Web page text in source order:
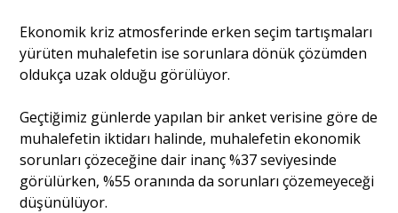
Ekonomik kriz atmosferinde erken seçim tartışmaları
yürüten muhalefetin ise sorunlara dönük çözümden
oldukça uzak olduğu görülüyor.
Geçtiğimiz günlerde yapılan bir anket verisine göre de
muhalefetin iktidarı halinde, muhalefetin ekonomik
sorunları çözeceğine dair inanç %37 seviyesinde
görülürken, %55 oranında da sorunları çözemeyeceği
düşünülüyor.